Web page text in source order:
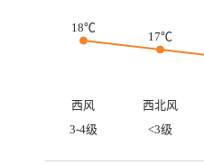
18℃
17℃
西风 西北风
3-4级
<3级